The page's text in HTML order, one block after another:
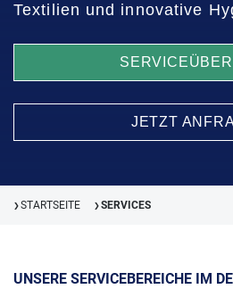
Textilien und innovative
JETZT
❯ STARTSEITE ❯ SERVICES
UNSERE SERVICEBEREICHE IM